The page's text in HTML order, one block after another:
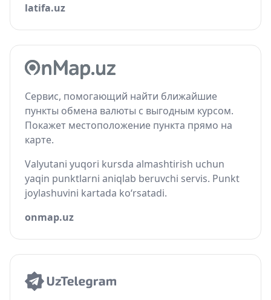
latifa.uz
Сервис, помогающий найти ближайшие
пункты обмена валюты с выгодным курсом.
Покажет местоположение пункта прямо на
карте.
Valyutani yuqori kursda almashtirish uchun
yaqin punktlarni aniqlab beruvchi servis. Punkt
joylashuvini kartada ko‘rsatadi.
onmap.uz